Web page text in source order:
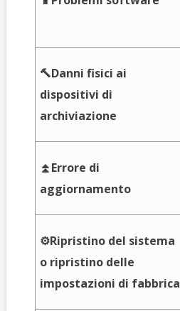
🔨Danni fisici ai
dispositivi di
archiviazione
⏫Errore di
aggiornamento
⚙️Ripristino del sistema
o ripristino delle
impostazioni di fabbrica